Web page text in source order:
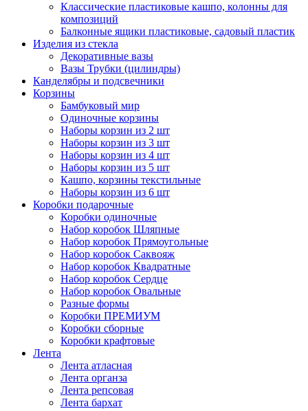
Классические пластиковые кашпо, колонны для
композиций
Балконные ящики пластиковые, садовый пластик
Изделия из стекла
Декоративные вазы
Вазы Трубки (цилиндры)
Канделябры и подсвечники
Корзины
Бамбуковый мир
Одиночные корзины
Наборы корзин из 2 шт
Наборы корзин из 3 шт
Наборы корзин из 4 шт
Наборы корзин из 5 шт
Кашпо, корзины текстильные
Наборы корзин из 6 шт
Коробки подарочные
Коробки одиночные
Набор коробок Шляпные
Набор коробок Прямоугольные
Набор коробок Саквояж
Набор коробок Квадратные
Набор коробок Сердце
Набор коробок Овальные
Разные формы
Коробки ПРЕМИУМ
Коробки сборные
Коробки крафтовые
Лента
Лента атласная
Лента органза
Лента репсовая
Лента бархат